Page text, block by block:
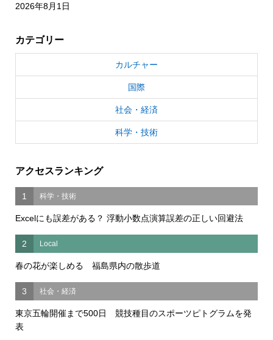
2026年8月1日
カテゴリー
カルチャー
国際
社会・経済
科学・技術
アクセスランキング
1 科学・技術
Excelにも誤差がある？ 浮動小数点演算誤差の正しい回避法
2 Local
春の花が楽しめる 福島県内の散歩道
3 社会・経済
東京五輪開催まで500日 競技種目のスポーツピトグラムを発
表